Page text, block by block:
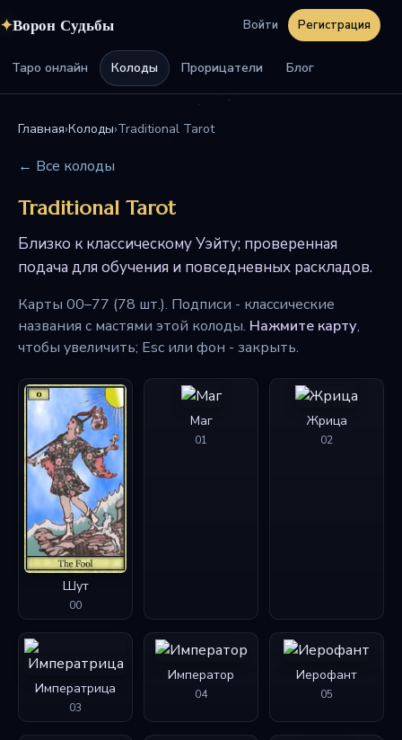
✦Ворон Судьбы
Таро онлайн Колоды Прорицатели Блог
Войти Регистрация
Главная›Колоды›Traditional Tarot
← Все колоды
Traditional Tarot
Близко к классическому Уэйту; проверенная
подача для обучения и повседневных раскладов.
Карты 00–77 (78 шт.). Подписи - классические
названия с мастями этой колоды. Нажмите карту,
чтобы увеличить; Esc или фон - закрыть.
Шут
00
Маг
01
Жрица
02
Императрица
03
Император
04
Иерофант
05